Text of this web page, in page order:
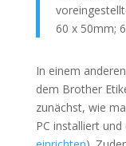
60 x 50mm;
In einem
dem Brother
zunächst, wie
PC installiert